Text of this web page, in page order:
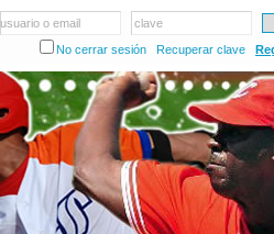
usuario o email
clave
No cerrar sesión
Recuperar clave